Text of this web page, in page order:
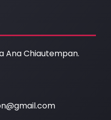
Ana Chiautempan.